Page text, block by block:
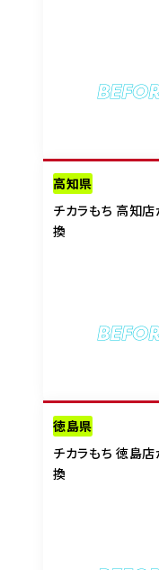
高知県
チカラもち 高知
換
徳島県
チカラもち 徳島
換